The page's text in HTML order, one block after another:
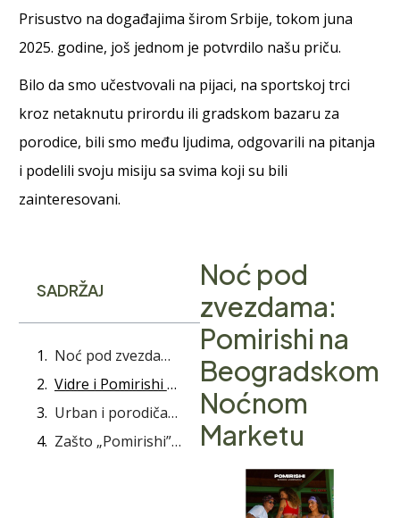
Prisustvo na događajima širom Srbije, tokom juna
2025. godine, još jednom je potvrdilo našu priču.
Bilo da smo učestvovali na pijaci, na sportskoj trci
kroz netaknutu prirordu ili gradskom bazaru za
porodice, bili smo među ljudima, odgovarili na pitanja
i podelili svoju misiju sa svima koji su bili
zainteresovani.
SADRŽAJ
Noć pod zvezdama: Pomirishi na Beogradskom Noćnom Marketu
Vidre i Pomirishi – Trka uz reku Gradac koju ne zaboravljamo
Urban i porodičan duh: Grind Bazar na Vračaru
Zašto „Pomirishi” mirisi ostaju
Noć pod
zvezdama:
Pomirishi na
Beogradskom
Noćnom
Marketu